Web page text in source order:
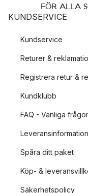
FÖR ALLA
KUNDSERVICE
Kundservice
Returer &
Registrera retur &
Kundklubb
FAQ - Vanliga frågor
Leveransinformation
Spåra ditt paket
Köp- &
Säkerhetspolicy